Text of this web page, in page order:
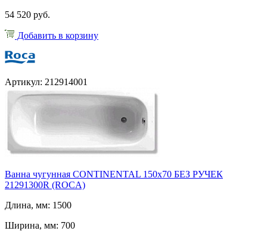
54 520 руб.
Добавить в корзину
Артикул: 212914001
Ванна чугунная CONTINENTAL 150х70 БЕЗ РУЧЕК
21291300R (ROCA)
Длина, мм: 1500
Ширина, мм: 700